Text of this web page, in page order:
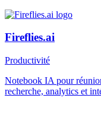
Fireflies.ai
Productivité
Notebook IA pour
recherche, analytics et